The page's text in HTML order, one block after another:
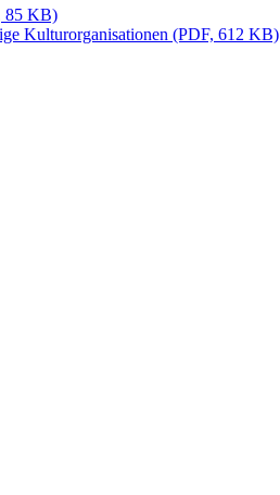
85 KB)
Kulturorganisationen (PDF, 612 KB)